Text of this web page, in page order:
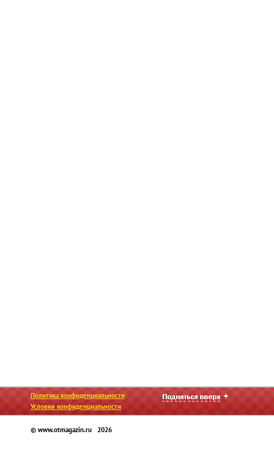
Политика конфиденциальности
Условия конфиденциальности
© www.otmagazin.ru 2026